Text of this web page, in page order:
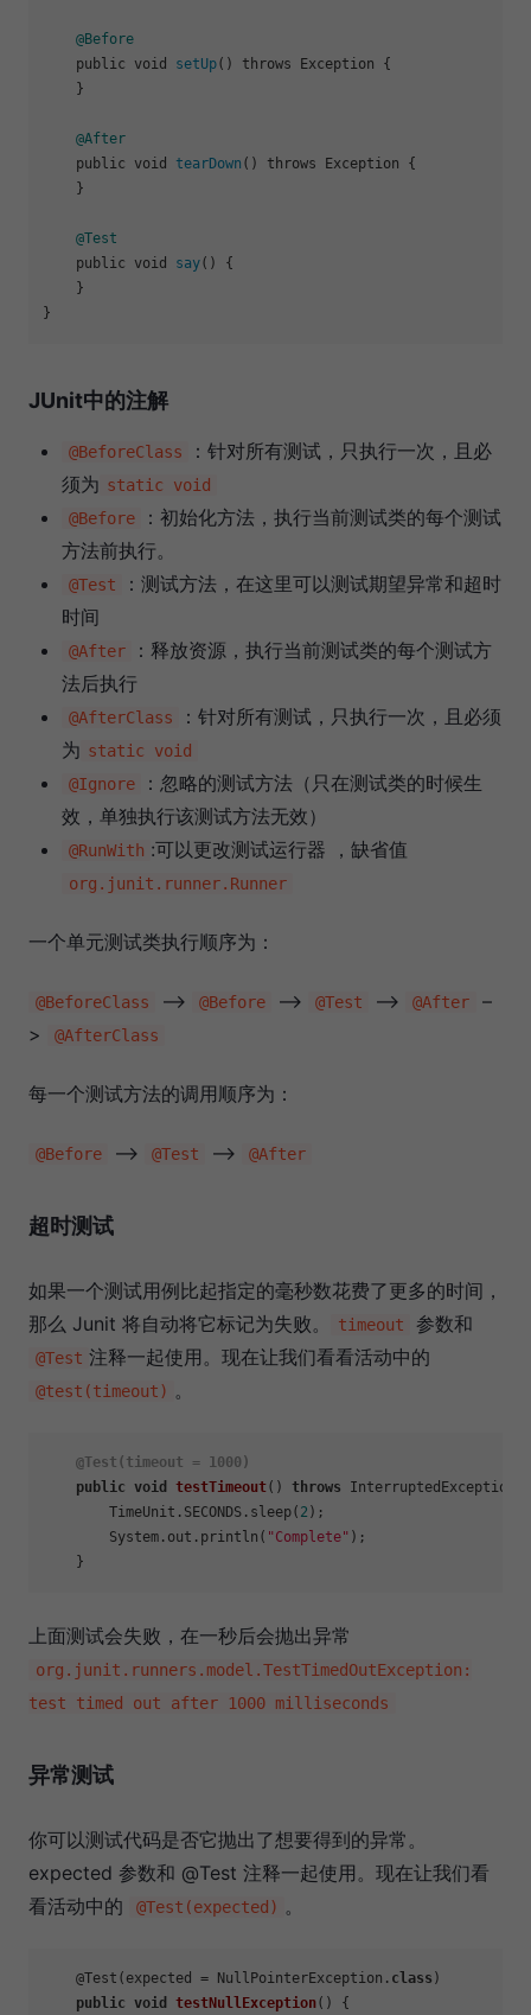
@Before
    public void
setUp() throws Exception {
    }
@After
    public void
tearDown () throws Exception {
    }
@Test
    public void
say() {
    }
JUnit中的注解
@BeforeClass
：针对所有测试，只执行一次，且必
须为 static void
@Before
：初始化方法，执行当前测试类的每个测试
方法前执行。
@Test
：测试方法，在这里可以测试期望异常和超时
时间
@After
：释放资源，执行当前测试类的每个测试方
法后执行
@AfterClass
：针对所有测试，只执行一次，且必须
为 static void
@Ignore
：忽略的测试方法（只在测试类的时候生
效，单独执行该测试方法无效）
@RunWith :可以更改测试运行器 ，缺省值
org.junit.runner.Runner
一个单元测试类执行顺序为：
@BeforeClass –> @Before –> @Test –> @After
–
>
@AfterClass
每一个测试方法的调用顺序为：
@Before –> @Test –> @After
超时测试
如果一个测试用例比起指定的毫秒数花费了更多的时间，
那么 Junit 将自动将它标记为失败。
timeout 参数和
@Test 注释一起使用。现在让我们看看活动中的
@test(timeout) 。
@Test(timeout = 1000)
public void testTimeout() throws InterruptedException {
        TimeUnit.SECONDS.sleep(
2 );
        System.out.println(
"Complete" );
上面测试会失败，在一秒后会抛出异常
org.junit.runners.model.TestTimedOutException:
test timed out after 1000 milliseconds
异常测试
你可以测试代码是否它抛出了想要得到的异常。
expected 参数和 @Test 注释一起使用。现在让我们看
看活动中的
@Test(expected) 。
    @Test(expected = NullPointerException.
class )
public void testNullException() {